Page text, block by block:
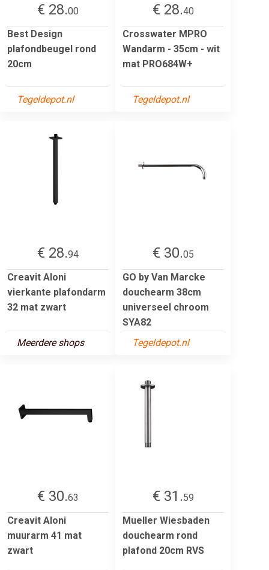
€ 28.00
Best Design
plafondbeugel rond
20cm
Tegeldepot.nl
€ 28.40
Crosswater MPRO
Wandarm - 35cm - wit
mat PRO684W+
Tegeldepot.nl
€ 28.94
Creavit Aloni
vierkante plafondarm
32 mat zwart
Meerdere shops
€ 30.05
GO by Van Marcke
douchearm 38cm
universeel chroom
SYA82
Tegeldepot.nl
€ 30.63
Creavit Aloni
muurarm 41 mat
zwart
€ 31.59
Mueller Wiesbaden
douchearm rond
plafond 20cm RVS